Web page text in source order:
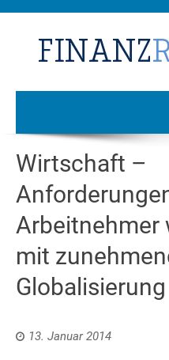
Wirtschaft –
Arbeitnehmer
mit
Globalisierung
13. Januar 2014